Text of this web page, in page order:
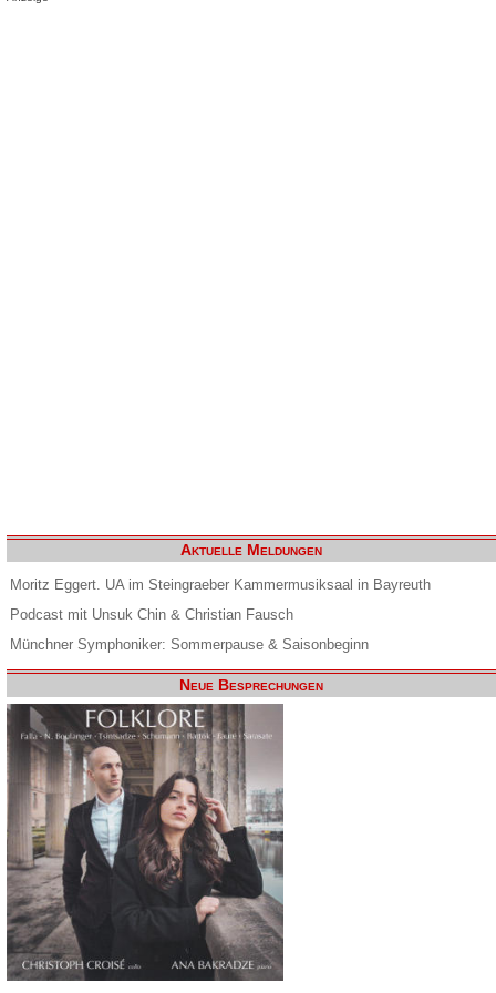
Aktuelle Meldungen
Moritz Eggert. UA im Steingraeber Kammermusiksaal in Bayreuth
Podcast mit Unsuk Chin & Christian Fausch
Münchner Symphoniker: Sommerpause & Saisonbeginn
Neue Besprechungen